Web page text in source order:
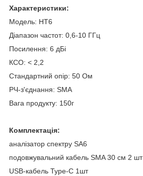
Характеристики:
Модель: HT6
Діапазон частот: 0,6-10 ГГц
Посилення: 6 дБі
КСО: < 2,2
Стандартний опір: 50 Ом
РЧ-з'єднання: SMA
Вага продукту: 150г
Комплектація:
аналізатор спектру SA6
подовжувальний кабель SMA 30 см 2 шт
USB-кабель Type-C 1шт